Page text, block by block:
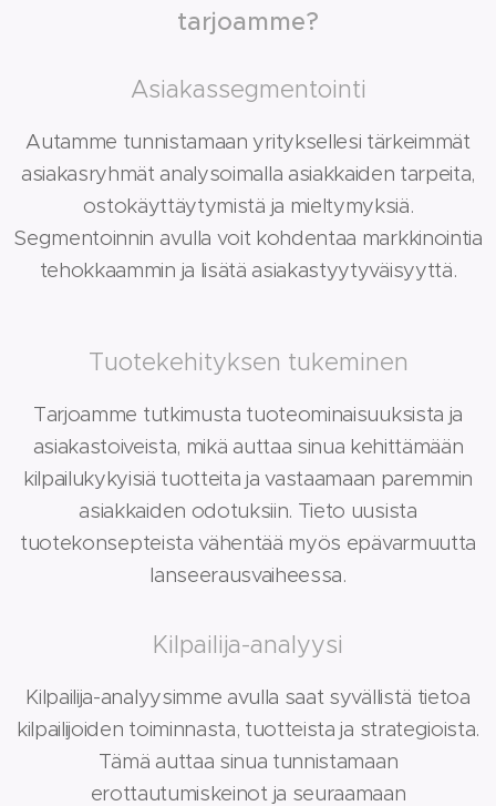
tarjoamme?
Asiakassegmentointi
Autamme tunnistamaan yrityksellesi tärkeimmät
asiakasryhmät analysoimalla asiakkaiden tarpeita,
ostokäyttäytymistä ja mieltymyksiä.
Segmentoinnin avulla voit kohdentaa markkinointia
tehokkaammin ja lisätä asiakastyytyväisyyttä.
Tuotekehityksen tukeminen
Tarjoamme tutkimusta tuoteominaisuuksista ja
asiakastoiveista, mikä auttaa sinua kehittämään
kilpailukykyisiä tuotteita ja vastaamaan paremmin
asiakkaiden odotuksiin. Tieto uusista
tuotekonsepteista vähentää myös epävarmuutta
lanseerausvaiheessa.
Kilpailija-analyysi
Kilpailija-analyysimme avulla saat syvällistä tietoa
kilpailijoiden toiminnasta, tuotteista ja strategioista.
Tämä auttaa sinua tunnistamaan
erottautumiskeinot ja seuraamaan